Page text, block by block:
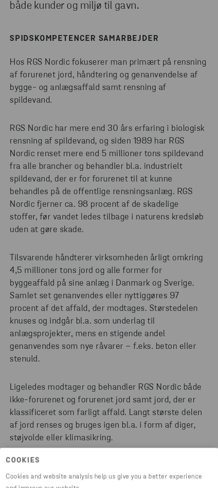
COOKIES
Cookies and website analysis help us give you a better experience
både kunder og miljø til gavn.
SPIDSKOMPETENCER SAMARBEJDER
Hos RGS Nordic fokuserer man primært på rensning
af forurenet jord, håndtering og genanvendelse af
bygge- og anlægsaffald samt rensning af
spildevand.
RGS Nordic har mere end 30 års erfaring i biologisk
rensning af spildevand, og siden 1989 har RGS
Nordic renset mere end 5 millioner tons spildevand
fra alle brancher og behandler bl.a. industrielt
spildevand, der er for forurenet til at kunne
behandles på de offentlige rensningsanlæg. RGS
Nordic fjerner ca. 98 procent af de skadelige
stoffer, før vandet ledes tilbage i naturens kredsløb
uden at gøre skade.
Tilsvarende håndterer virksomheden årligt omkring
4,5 millioner tons jord og alle former for
byggeaffald på sine anlæg i Danmark og Sverige.
Samlet set genanvendes eller nyttiggøres 97
procent af det affald, der modtages. Størstedelen
knuses og indgår bl.a. som underlag til
anlægsprojekter, mens en stigende andel
genanvendes som nye råvarer – f.eks. beton eller
stenuld.
Ligeledes modtager og behandler RGS Nordic både
ikke-forurenet og forurenet jord samt jord, der er
klassificeret som farligt affald. Langt største delen
af jord renses og bruges igen bl.a. i form af diger,
støjvolde eller klimasikring.